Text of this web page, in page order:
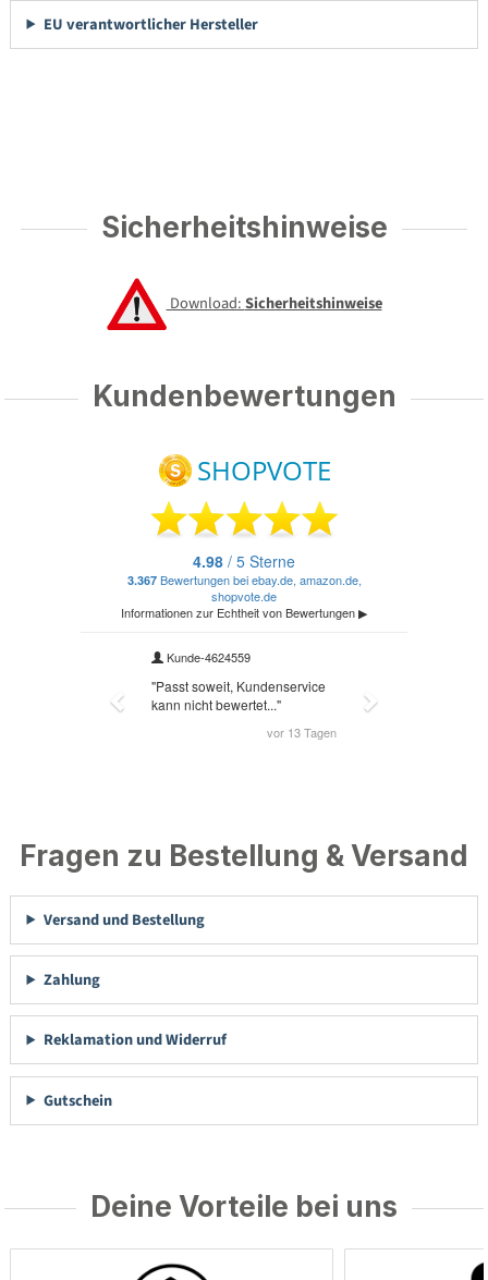
EU verantwortlicher Hersteller
Sicherheitshinweise
Download:Sicherheitshinweise
Kundenbewertungen
Fragen zu Bestellung & Versand
Versand und Bestellung
Zahlung
Reklamation und Widerruf
Gutschein
Deine Vorteile bei uns